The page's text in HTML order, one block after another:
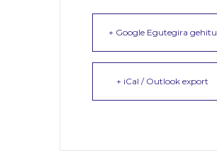
+ Google Egutegira gehitu
+ iCal / Outlook export